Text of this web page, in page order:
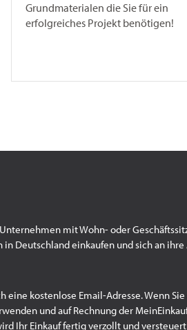
Grundmaterialen die Sie für ein
erfolgreiches Projekt benötigen!
mit Wohn- oder
Deutschland einkaufen und sich an ihre
eine kostenlose Email-Adresse. Wenn
und auf Rechnung der
Ihr Einkauf fertig verzollt und